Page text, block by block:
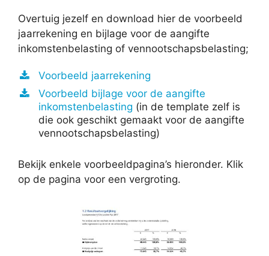
Overtuig jezelf en download hier de voorbeeld
jaarrekening en bijlage voor de aangifte
inkomstenbelasting of vennootschapsbelasting;
Voorbeeld jaarrekening
Voorbeeld bijlage voor de aangifte
inkomstenbelasting (in de template zelf is
die ook geschikt gemaakt voor de aangifte
vennootschapsbelasting)
Bekijk enkele voorbeeldpagina’s hieronder. Klik
op de pagina voor een vergroting.